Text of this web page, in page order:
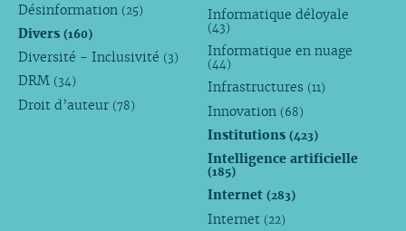
Désinformation (25)
Divers (160)
Diversité - Inclusivité (3)
DRM (34)
Droit d’auteur (78)
Informatique déloyale
(43)
Informatique en nuage
(44)
Infrastructures (11)
Innovation (68)
Institutions(423)
Intelligence artificielle
(185)
Internet(283)
Internet (22)